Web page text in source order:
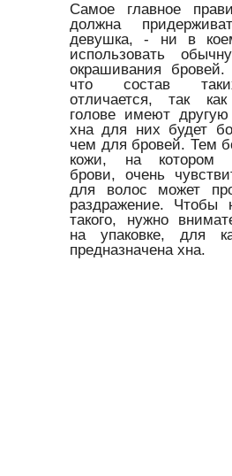
Самое главное
должна
девушка, - ни в
использовать
окрашивания
что состав
отличается, так
голове имеют другую
хна для них будет
чем для бровей. Тем
кожи, на котором
брови, очень
для волос может
раздражение. Чтобы
такого, нужно
на упаковке, для
предназначена хна.